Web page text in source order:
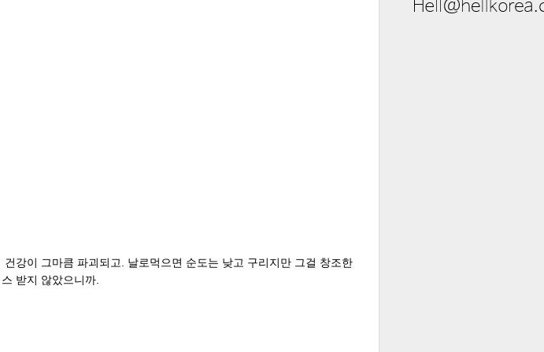
강이 그마큼 파괴되고. 날로먹으면 순도는 낮고 구리지만 그걸 창조한
받지 않았으니까.